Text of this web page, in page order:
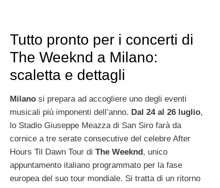
Tutto pronto per i concerti di
The Weeknd a Milano:
scaletta e dettagli
Milano si prepara ad accogliere uno degli eventi
musicali più imponenti dell’anno. Dal 24 al 26 luglio,
lo Stadio Giuseppe Meazza di San Siro farà da
cornice a tre serate consecutive del celebre After
Hours Til Dawn Tour di The Weeknd , unico
appuntamento italiano programmato per la fase
europea del suo tour mondiale. Si tratta di un ritorno